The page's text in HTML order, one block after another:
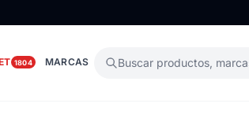
1804 MARCAS Buscar productos,